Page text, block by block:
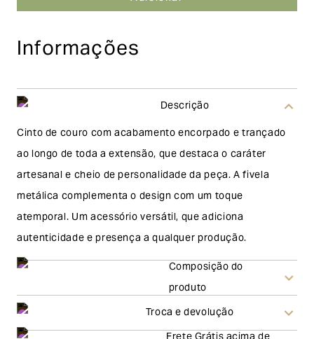
Informações
Descrição
Cinto de couro com acabamento encorpado e trançado
ao longo de toda a extensão, que destaca o caráter
artesanal e cheio de personalidade da peça. A fivela
metálica complementa o design com um toque
atemporal. Um acessório versátil, que adiciona
autenticidade e presença a qualquer produção.
Composição do
produto
Troca e devolução